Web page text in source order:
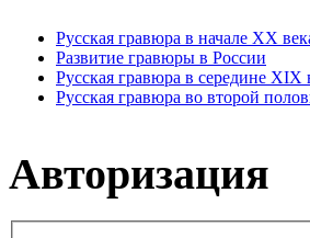
Русская гравюра в начале XX
Развитие гравюры в России
Русская гравюра в середине XIX
Русская гравюра во второй
Авторизация